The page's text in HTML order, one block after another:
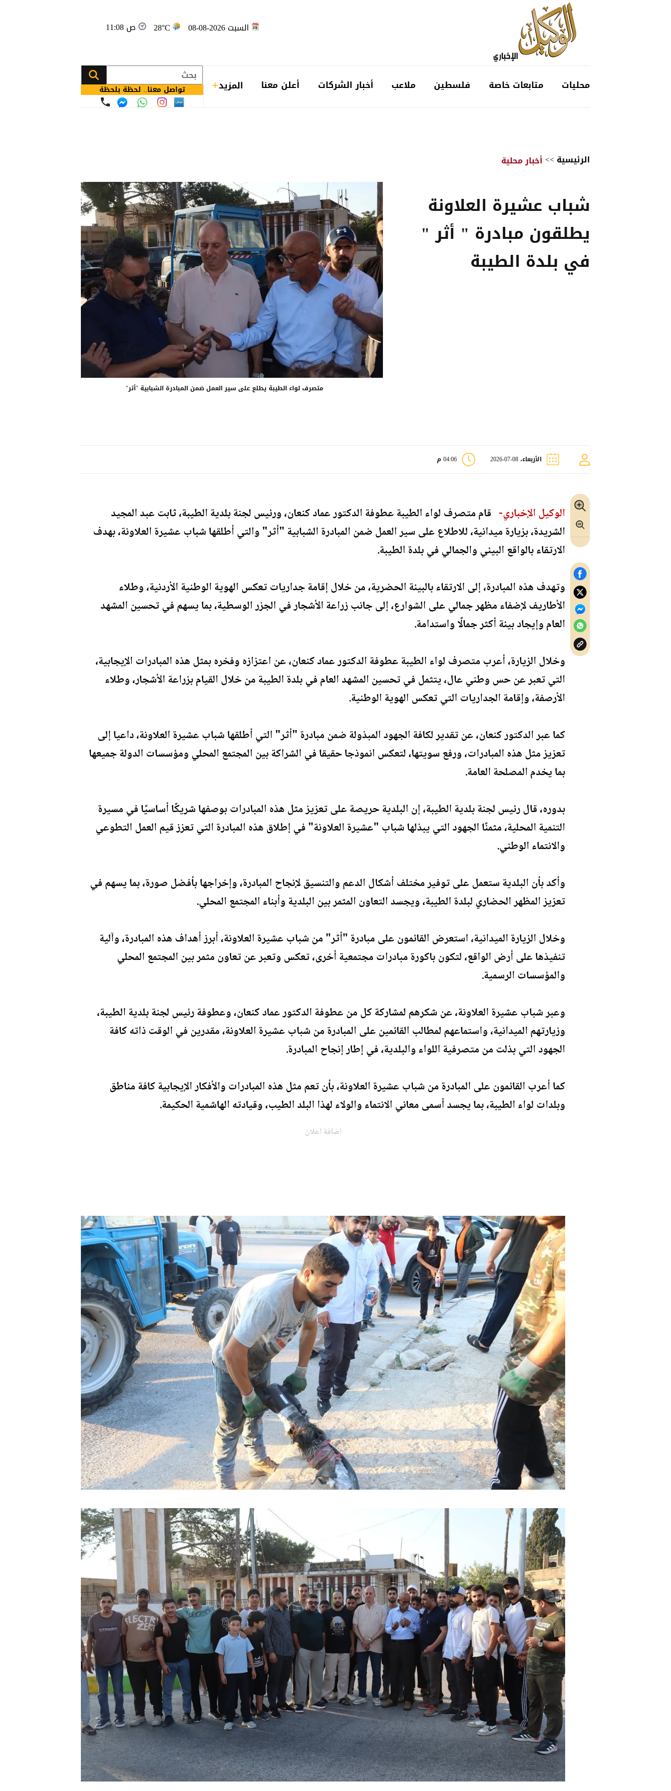
السبت 2026-08-08 28°C 11:08 ص
محليات متابعات خاصة فلسطين ملاعب أخبار الشركات أعلن معنا المزيد تواصل معنا.. لحظة بلحظة
الرئيسية>>أخبار محلية
شباب عشيرة العلاونة
يطلقون مبادرة " أثر "
في بلدة الطيبة
متصرف لواء الطيبة يطلع على سير العمل ضمن المبادرة الشبابية "أثر"
الأربعاء، 08-07-2026 04:06 م
الوكيل الإخباري- قام متصرف لواء الطيبة عطوفة الدكتور عماد كنعان، ورئيس لجنة بلدية الطيبة، ثابت عبد المجيد
الشريدة، بزيارة ميدانية، للاطلاع على سير العمل ضمن المبادرة الشبابية "أثر" والتي أطلقها شباب عشيرة العلاونة، بهدف
الارتقاء بالواقع البيئي والجمالي في بلدة الطيبة.
وتهدف هذه المبادرة، إلى الارتقاء بالبيئة الحضرية، من خلال إقامة جداريات تعكس الهوية الوطنية الأردنية، وطلاء
الأطاريف لإضفاء مظهر جمالي على الشوارع، إلى جانب زراعة الأشجار في الجزر الوسطية، بما يسهم في تحسين المشهد
العام وإيجاد بيئة أكثر جمالًا واستدامة.
وخلال الزيارة، أعرب متصرف لواء الطيبة عطوفة الدكتور عماد كنعان، عن اعتزازه وفخره بمثل هذه المبادرات الإيجابية،
التي تعبر عن حس وطني عال، يتثمل في تحسين المشهد العام في بلدة الطيبة من خلال القيام بزراعة الأشجار، وطلاء
الأرصفة، وإقامة الجداريات التي تعكس الهوية الوطنية.
كما عبر الدكتور كنعان، عن تقدير لكافة الجهود المبذولة ضمن مبادرة "أثر" التي أطلقها شباب عشيرة العلاونة، داعيا إلى
تعزيز مثل هذه المبادرات، ورفع سويتها، لتعكس انموذجا حقيقا في الشراكة بين المجتمع المحلي ومؤسسات الدولة جميعها
بما يخدم المصلحة العامة.
بدوره، قال رئيس لجنة بلدية الطيبة، إن البلدية حريصة على تعزيز مثل هذه المبادرات بوصفها شريكًا أساسيًا في مسيرة
التنمية المحلية، مثمنًا الجهود التي يبذلها شباب "عشيرة العلاونة" في إطلاق هذه المبادرة التي تعزز قيم العمل التطوعي
والانتماء الوطني.
وأكد بأن البلدية ستعمل على توفير مختلف أشكال الدعم والتنسيق لإنجاح المبادرة، وإخراجها بأفضل صورة، بما يسهم في
تعزيز المظهر الحضاري لبلدة الطيبة، ويجسد التعاون المثمر بين البلدية وأبناء المجتمع المحلي.
وخلال الزيارة الميدانية، استعرض القائمون على مبادرة "أثر" من شباب عشيرة العلاونة، أبرز أهداف هذه المبادرة، وآلية
تنفيذها على أرض الواقع، لتكون باكورة مبادرات مجتمعية أخرى، تعكس وتعبر عن تعاون مثمر بين المجتمع المحلي
والمؤسسات الرسمية.
وعبر شباب عشيرة العلاونة، عن شكرهم لمشاركة كل من عطوفة الدكتور عماد كنعان، وعطوفة رئيس لجنة بلدية الطيبة،
وزيارتهم الميدانية، واستماعهم لمطالب القائمين على المبادرة من شباب عشيرة العلاونة، مقدرين في الوقت ذاته كافة
الجهود التي بذلت من متصرفية اللواء والبلدية، في إطار إنجاح المبادرة.
كما أعرب القائمون على المبادرة من شباب عشيرة العلاونة، بأن تعم مثل هذه المبادرات والأفكار الإيجابية كافة مناطق
وبلدات لواء الطيبة، بما يجسد أسمى معاني الانتماء والولاء لهذا البلد الطيب، وقيادته الهاشمية الحكيمة.
اضافة اعلان